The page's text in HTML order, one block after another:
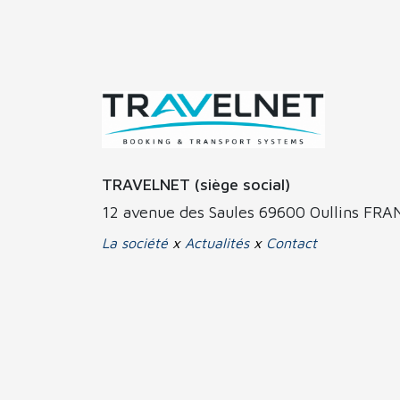
TRAVELNET (siège social)
12 avenue des Saules 69600 Oullins
La société x Actualitésx Contact